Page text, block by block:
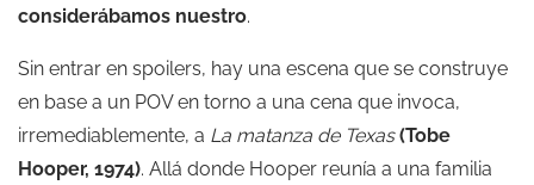
considerábamos nuestro.
Sin entrar en spoilers, hay una escena que se construye
en base a un POV en torno a una cena que invoca,
irremediablemente, a La matanza de Texas(Tobe
Hooper, 1974). Allá donde Hooper reunía a una familia